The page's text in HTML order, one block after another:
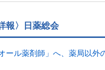
報〉日薬総会
ール薬剤師」へ、薬局以外